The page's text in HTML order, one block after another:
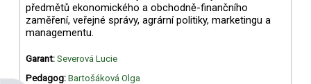
předmětů ekonomického a obchodně-finančního
zaměření, veřejné správy, agrární politiky, marketingu a
managementu.
Garant: Severová Lucie
Pedagog: Bartošáková Olga